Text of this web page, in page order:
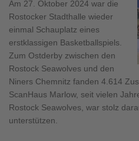
Am 27. Oktober 2024 war die
Rostocker Stadthalle wieder
einmal Schauplatz eines
erstklassigen Basketballspiels.
Zum Ostderby zwischen den
Rostock Seawolves und den
Niners Chemnitz fanden 4.614
ScanHaus Marlow, seit vielen
Rostock Seawolves, war stolz
unterstützen.